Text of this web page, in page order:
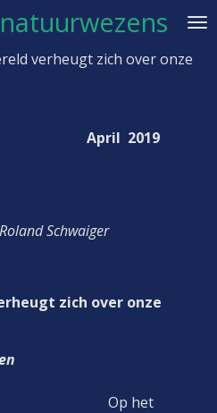
verheugt zich over onze
Schwaiger
zich over onze
Op het